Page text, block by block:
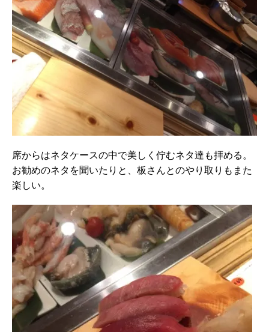
席からはネタケースの中で美しく佇むネタ達も拝める。
お勧めのネタを聞いたりと、板さんとのやり取りもまた
楽しい。